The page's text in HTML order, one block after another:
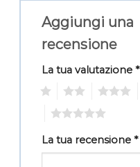
Aggiungi una
recensione
La tua valutazione *
La tua recensione *